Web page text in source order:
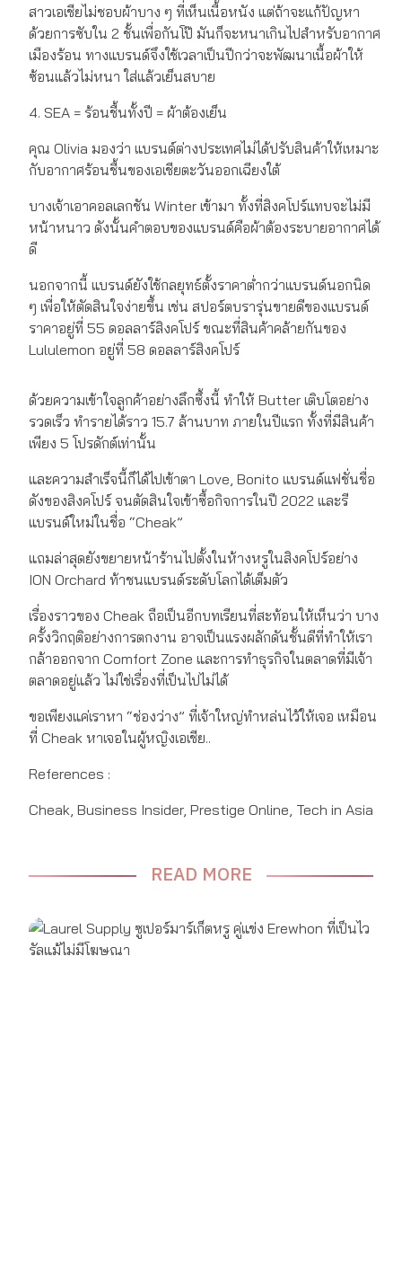
สาวเอเชียไม่ชอบผ้าบาง ๆ ที่เห็นเนื้อหนัง แต่ถ้าจะแก้ปัญหา
ด้วยการซับใน 2 ชั้นเพื่อกันโป๊ มันก็จะหนาเกินไปสำหรับอากาศ
เมืองร้อน ทางแบรนด์จึงใช้เวลาเป็นปีกว่าจะพัฒนาเนื้อผ้าให้
ซ้อนแล้วไม่หนา ใส่แล้วเย็นสบาย
4. SEA = ร้อนชื้นทั้งปี = ผ้าต้องเย็น
คุณ Olivia มองว่า แบรนด์ต่างประเทศไม่ได้ปรับสินค้าให้เหมาะ
กับอากาศร้อนชื้นของเอเชียตะวันออกเฉียงใต้
บางเจ้าเอาคอลเลกชัน Winter เข้ามา ทั้งที่สิงคโปร์แทบจะไม่มี
หน้าหนาว ดังนั้นคำตอบของแบรนด์คือผ้าต้องระบายอากาศได้
ดี
นอกจากนี้ แบรนด์ยังใช้กลยุทธ์ตั้งราคาต่ำกว่าแบรนด์นอกนิด
ๆ เพื่อให้ตัดสินใจง่ายขึ้น เช่น สปอร์ตบรารุ่นขายดีของแบรนด์
ราคาอยู่ที่ 55 ดอลลาร์สิงคโปร์ ขณะที่สินค้าคล้ายกันของ
Lululemon อยู่ที่ 58 ดอลลาร์สิงคโปร์
ด้วยความเข้าใจลูกค้าอย่างลึกซึ้งนี้ ทำให้ Butter เติบโตอย่าง
รวดเร็ว ทำรายได้ราว 15.7 ล้านบาท ภายในปีแรก ทั้งที่มีสินค้า
เพียง 5 โปรดักต์เท่านั้น
และความสำเร็จนี้ก็ได้ไปเข้าตา Love, Bonito แบรนด์แฟชั่นชื่อ
ดังของสิงคโปร์ จนตัดสินใจเข้าซื้อกิจการในปี 2022 และรี
แบรนด์ใหม่ในชื่อ “Cheak”
แถมล่าสุดยังขยายหน้าร้านไปตั้งในห้างหรูในสิงคโปร์อย่าง
ION Orchard ท้าชนแบรนด์ระดับโลกได้เต็มตัว
เรื่องราวของ Cheak ถือเป็นอีกบทเรียนที่สะท้อนให้เห็นว่า บาง
ครั้งวิกฤติอย่างการตกงาน อาจเป็นแรงผลักดันชั้นดีที่ทำให้เรา
กล้าออกจาก Comfort Zone และการทำธุรกิจในตลาดที่มีเจ้า
ตลาดอยู่แล้ว ไม่ใช่เรื่องที่เป็นไปไม่ได้
ขอเพียงแค่เราหา “ช่องว่าง” ที่เจ้าใหญ่ทำหล่นไว้ให้เจอ เหมือน
ที่ Cheak หาเจอในผู้หญิงเอเชีย..
References :
Cheak, Business Insider, Prestige Online, Tech in Asia
READ MORE